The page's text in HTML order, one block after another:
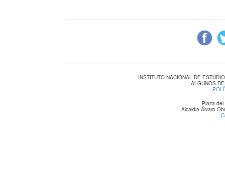
INSTITUTO NACIONAL DE
ALGUNOS
-
Plaza
Alcaldia Álvaro